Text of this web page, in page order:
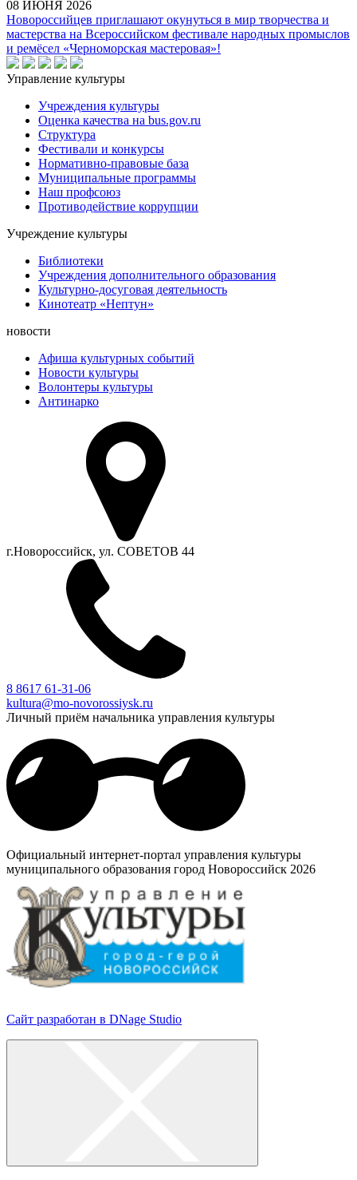
08 ИЮНЯ 2026
Новороссийцев приглашают окунуться в мир творчества и
мастерства на Всероссийском фестивале народных промыслов
и ремёсел «Черноморская мастеровая»!
Управление культуры
Учреждения культуры
Оценка качества на bus.gov.ru
Структура
Фестивали и конкурсы
Нормативно-правовые база
Муниципальные программы
Наш профсоюз
Противодействие коррупции
Учреждение культуры
Библиотеки
Учреждения дополнительного образования
Культурно-досуговая деятельность
Кинотеатр «Нептун»
новости
Афиша культурных событий
Новости культуры
Волонтеры культуры
Антинарко
г.Новороссийск, ул. СОВЕТОВ 44
8 8617 61-31-06
kultura@mo-novorossiysk.ru
Личный приём начальника управления культуры
Официальный интернет-портал управления культуры
муниципального образования город Новороссийск 2026
Сайт разработан в DNage Studio